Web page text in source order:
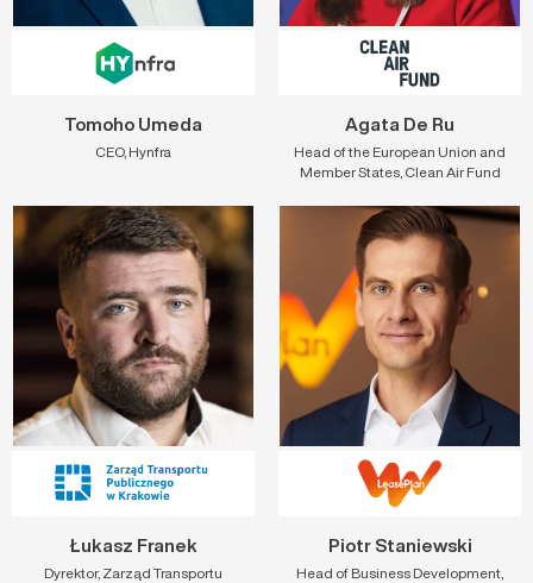
Tomoho Umeda
CEO, Hynfra
Agata De Ru
Head of the European Union and
Member States, Clean Air Fund
Łukasz Franek
Dyrektor, Zarząd Transportu
Piotr Staniewski
Head of Business Development,